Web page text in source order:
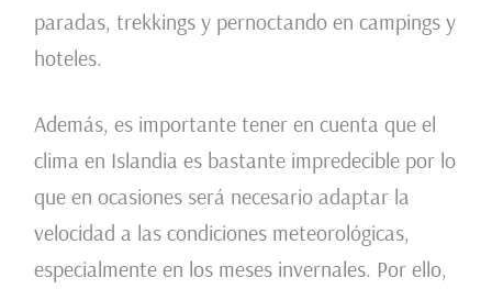
paradas, trekkings y pernoctando en campings y
hoteles.
Además, es importante tener en cuenta que el
clima en Islandia es bastante impredecible por lo
que en ocasiones será necesario adaptar la
velocidad a las condiciones meteorológicas,
especialmente en los meses invernales. Por ello,